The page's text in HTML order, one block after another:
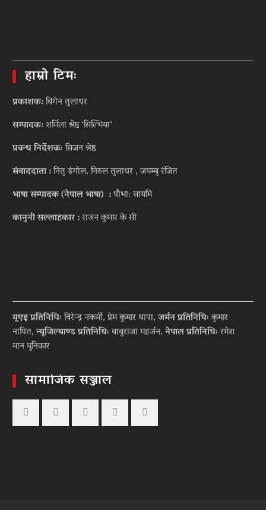
हाम्रो टिमः
प्रकाशक:बिगेन तुलाधर
सम्पादक:शर्मिला श्रेष्ठ ‘सिल्भिया’
प्रवन्ध निर्देशकःसिजन श्रेष्ठ
संवाददाता :नितु डंगोल, निरुल तुलाधर , जयम्बु रंजित
भाषा सम्पादक (नेपाल भाषा) :पौभा: सायमि
कानुनी सल्लाहकार :राजन कुमार के सी
यूएइ प्रतिनिधिःविरेन्द्र नकर्मी, प्रेम कुमार थापा,जर्मन प्रतिनिधिःकुमार
नापित,न्यूजिल्याण्ड प्रतिनिधिःबाबुराजा महर्जन,नेपाल प्रतिनिधिःरमेश
मान मुनिकार
सामाजिक सञ्जाल